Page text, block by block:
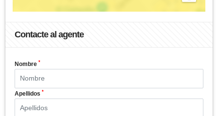
Contacte al agente
Nombre *
Apellidos *